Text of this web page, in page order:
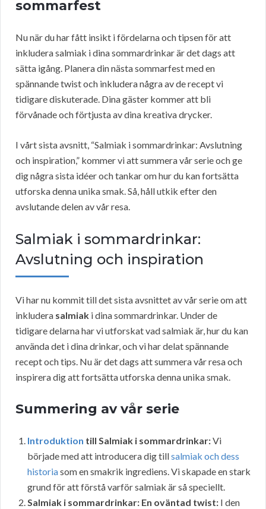
sommarfest
Nu när du har fått insikt i fördelarna och tipsen för att
inkludera salmiak i dina sommardrinkar är det dags att
sätta igång. Planera din nästa sommarfest med en
spännande twist och inkludera några av de recept vi
tidigare diskuterade. Dina gäster kommer att bli
förvånade och förtjusta av dina kreativa drycker.
I vårt sista avsnitt, “Salmiak i sommardrinkar: Avslutning
och inspiration,” kommer vi att summera vår serie och ge
dig några sista idéer och tankar om hur du kan fortsätta
utforska denna unika smak. Så, håll utkik efter den
avslutande delen av vår resa.
Salmiak i sommardrinkar:
Avslutning och inspiration
Vi har nu kommit till det sista avsnittet av vår serie om att
inkludera salmiak i dina sommardrinkar. Under de
tidigare delarna har vi utforskat vad salmiak är, hur du kan
använda det i dina drinkar, och vi har delat spännande
recept och tips. Nu är det dags att summera vår resa och
inspirera dig att fortsätta utforska denna unika smak.
Summering av vår serie
Introduktion till Salmiak i sommardrinkar:Vi
började med att introducera dig tillsalmiak och dess
historiasom en smakrik ingrediens. Vi skapade en stark
grund för att förstå varför salmiak är så speciellt.
Salmiak i sommardrinkar: En oväntad twist: I den